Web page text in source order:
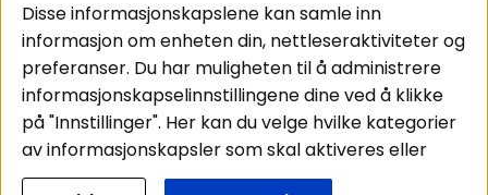
Billyd
Lyd til hjemmet
Pakkeløsninger
Hva passer i bilen
Instagram
Facebook
Youtube
Tiktok
Disse informasjonskapslene kan samle inn
informasjon om enheten din, nettleseraktiviteter og
preferanser. Du har muligheten til å administrere
informasjonskapselinnstillingene dine ved å klikke
på "Innstillinger". Her kan du velge hvilke kategorier
av informasjonskapsler som skal aktiveres eller
deaktiveres. Vær oppmerksom på at deaktivering